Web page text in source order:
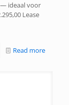
ideaal voor
Lease
Read more